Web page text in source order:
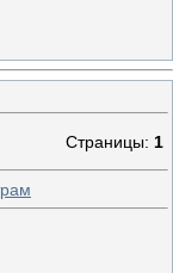
Страницы: 1